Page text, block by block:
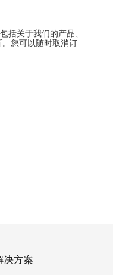
括关于我们的产品、
您可以随时取消订
决方案